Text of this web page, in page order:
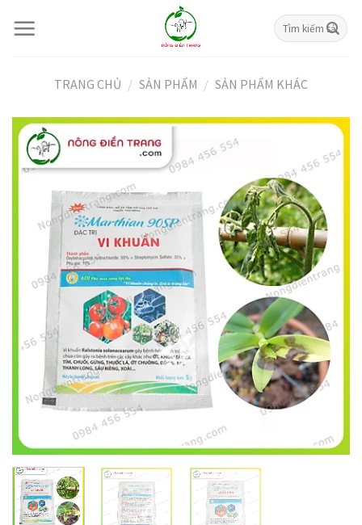
Tìm
kiếm:
TRANG CHỦ / SẢN PHẨM / SẢN PHẨM KHÁC